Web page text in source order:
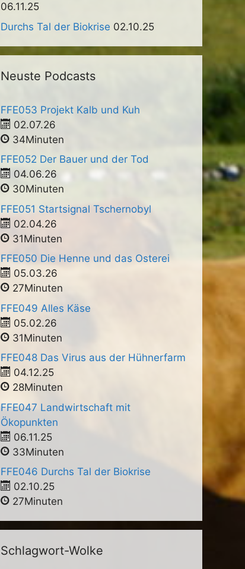
06.11.25
Durchs Tal der Biokrise 02.10.25
Neuste Podcasts
FFE053 Projekt Kalb und Kuh
02.07.26
34Minuten
FFE052 Der Bauer und der Tod
04.06.26
30Minuten
FFE051 Startsignal Tschernobyl
02.04.26
31Minuten
FFE050 Die Henne und das Osterei
05.03.26
27Minuten
FFE049 Alles Käse
05.02.26
31Minuten
FFE048 Das Virus aus der Hühnerfarm
04.12.25
28Minuten
FFE047 Landwirtschaft mit
Ökopunkten
06.11.25
33Minuten
FFE046 Durchs Tal der Biokrise
02.10.25
27Minuten
Schlagwort-Wolke